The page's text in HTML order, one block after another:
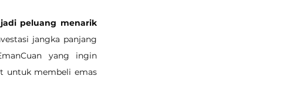
peluang menarik
jangka panjang
yang ingin
untuk membeli emas